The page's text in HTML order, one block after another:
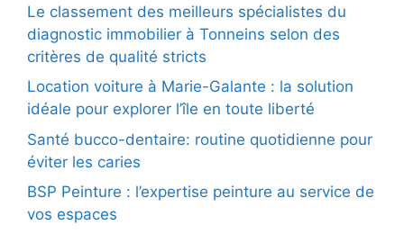
Le classement des meilleurs spécialistes du
diagnostic immobilier à Tonneins selon des
critères de qualité stricts
Location voiture à Marie-Galante : la solution
idéale pour explorer l’île en toute liberté
Santé bucco-dentaire: routine quotidienne pour
éviter les caries
BSP Peinture : l’expertise peinture au service de
vos espaces